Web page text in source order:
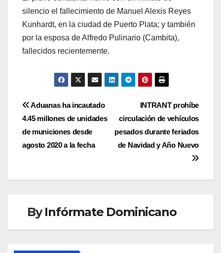
silencio el fallecimiento de Manuel Alexis Reyes
Kunhardt, en la ciudad de Puerto Plata; y también
por la esposa de Alfredo Pulinario (Cambita),
fallecidos recientemente.
Navegación
de
entradas
INTRANT prohíbe
circulación de vehículos
pesados durante feriados
de Navidad y Año Nuevo
Aduanas ha incautado
4.45 millones de unidades
de municiones desde
agosto 2020 a la fecha
ByInfórmate Dominicano